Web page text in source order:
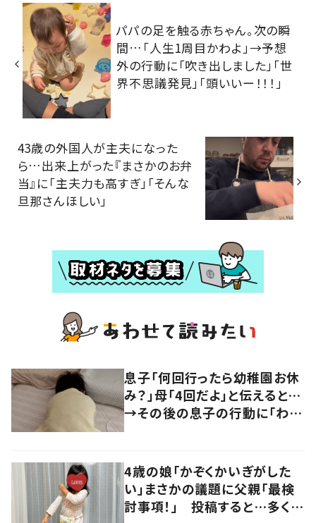
パパの足を触る赤ちゃん。次の瞬
間…「人生1周目かわよ」→予想
外の行動に「吹き出しました」「世
界不思議発見」「頭いいー！！！」
43歳の外国人が主夫になった
ら…出来上がった『まさかのお弁
当』に「主夫力も高すぎ」「そんな
旦那さんほしい」
息子「何回行ったら幼稚園お休
み？」母「4回だよ」と伝えると…
→その後の息子の行動に「わか
4歳の娘「かぞくかいぎがした
い」まさかの議題に父親「最検
討事項！」 投稿すると…多くの